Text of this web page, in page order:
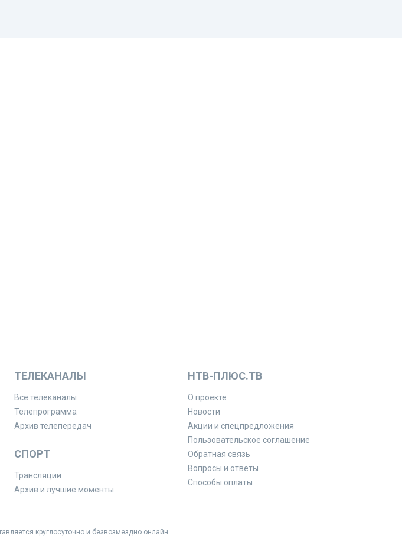
ТЕЛЕКАНАЛЫ
Все телеканалы
Телепрограмма
Архив телепередач
СПОРТ
Трансляции
Архив и лучшие моменты
НТВ-ПЛЮС.ТВ
О проекте
Новости
Акции и спецпредложения
Пользовательское соглашение
Обратная связь
Вопросы и ответы
Способы оплаты
круглосуточно и безвозмездно онлайн.